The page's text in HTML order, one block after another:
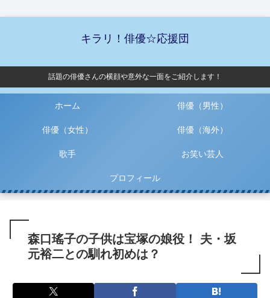
キラリ！俳優☆応援団
話題の俳優さんの横顔や意外な一面をご紹介します！
ホーム 俳優（男性）
俳優（女性） 俳優（海外）
歌手 お笑い芸人
プロフィール
森口瑤子の子供は宝塚の娘役！ 夫・坂
元裕二との馴れ初めは？